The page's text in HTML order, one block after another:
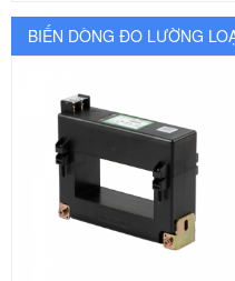
BIẾN DÒNG ĐO LƯỜNG